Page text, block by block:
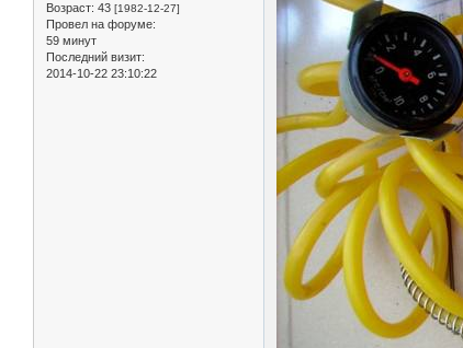
Возраст: 43 [1982-12-27]
Провел на форуме:
59 минут
Последний визит:
2014-10-22 23:10:22